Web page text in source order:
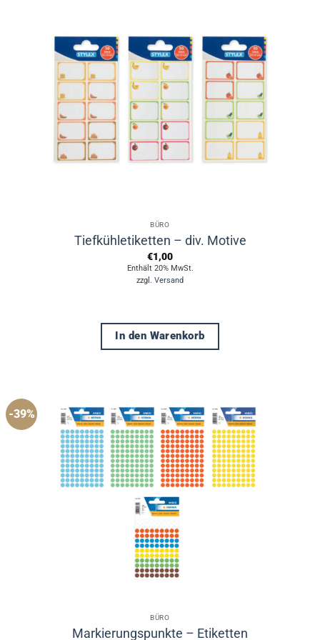
BÜRO
Tiefkühletiketten – div. Motive
€1,00
Enthält 20% MwSt.
zzgl. Versand
In den Warenkorb
-39%
BÜRO
Markierungspunkte – Etiketten